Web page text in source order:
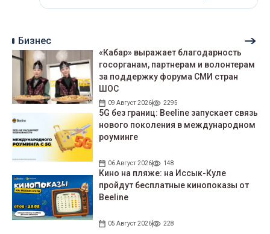
Бизнес
«Кабар» выражает благодарность
госорганам, партнерам и волонтерам
за поддержку форума СМИ стран
ШОС
09 Август 2026 2295
5G без границ: Beeline запускает связь
нового поколения в международном
роуминге
06 Август 2026 148
Кино на пляже: на Иссык-Куле
пройдут беcплатные кинопоказы от
Beeline
05 Август 2026 228